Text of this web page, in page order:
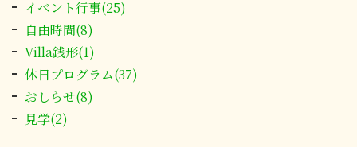
イベント行事(25)
自由時間(8)
Villa銭形(1)
休日プログラム(37)
おしらせ(8)
見学(2)